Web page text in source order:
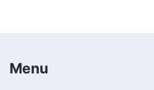
Menu